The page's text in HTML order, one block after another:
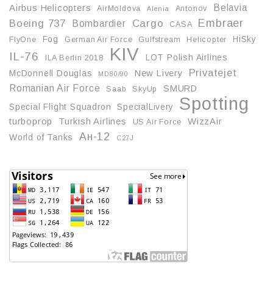
Airbus Helicopters
AirMoldova Alenia Antonov Belavia
Boeing 737 Bombardier Cargo CASA Embraer
FlyOne Fog German Air Force Gulfstream Helicopter HiSky
IL-76 ILA Berlin 2018 KIV
LOT Polish Airlines
McDonnell Douglas
MD80/90 New Livery Privatejet
Romanian Air Force Saab SkyUp
SMURD
Special Flight Squadron
SpecialLivery Spotting
turboprop Turkish Airlines US Air Force
WizzAir
World of Tanks
Ан-12 С27J